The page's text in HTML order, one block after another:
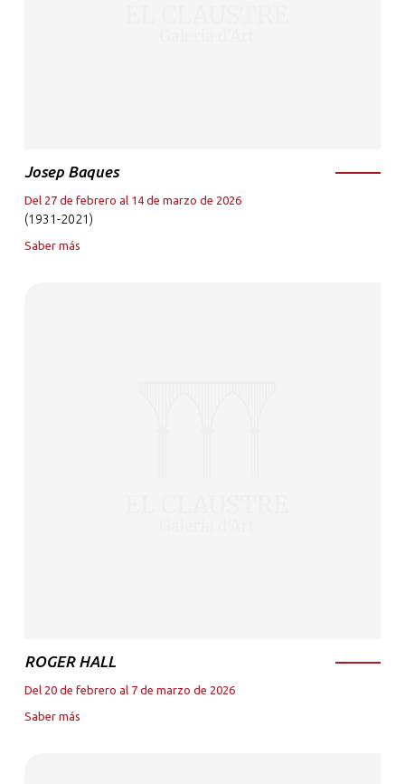
Josep Baques
Del 27 de febrero al 14 de marzo de 2026
(1931-2021)
Saber más
ROGER HALL
Del 20 de febrero al 7 de marzo de 2026
Saber más